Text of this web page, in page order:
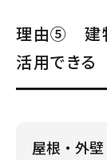
理由⑤ 建
活用できる
屋根・外